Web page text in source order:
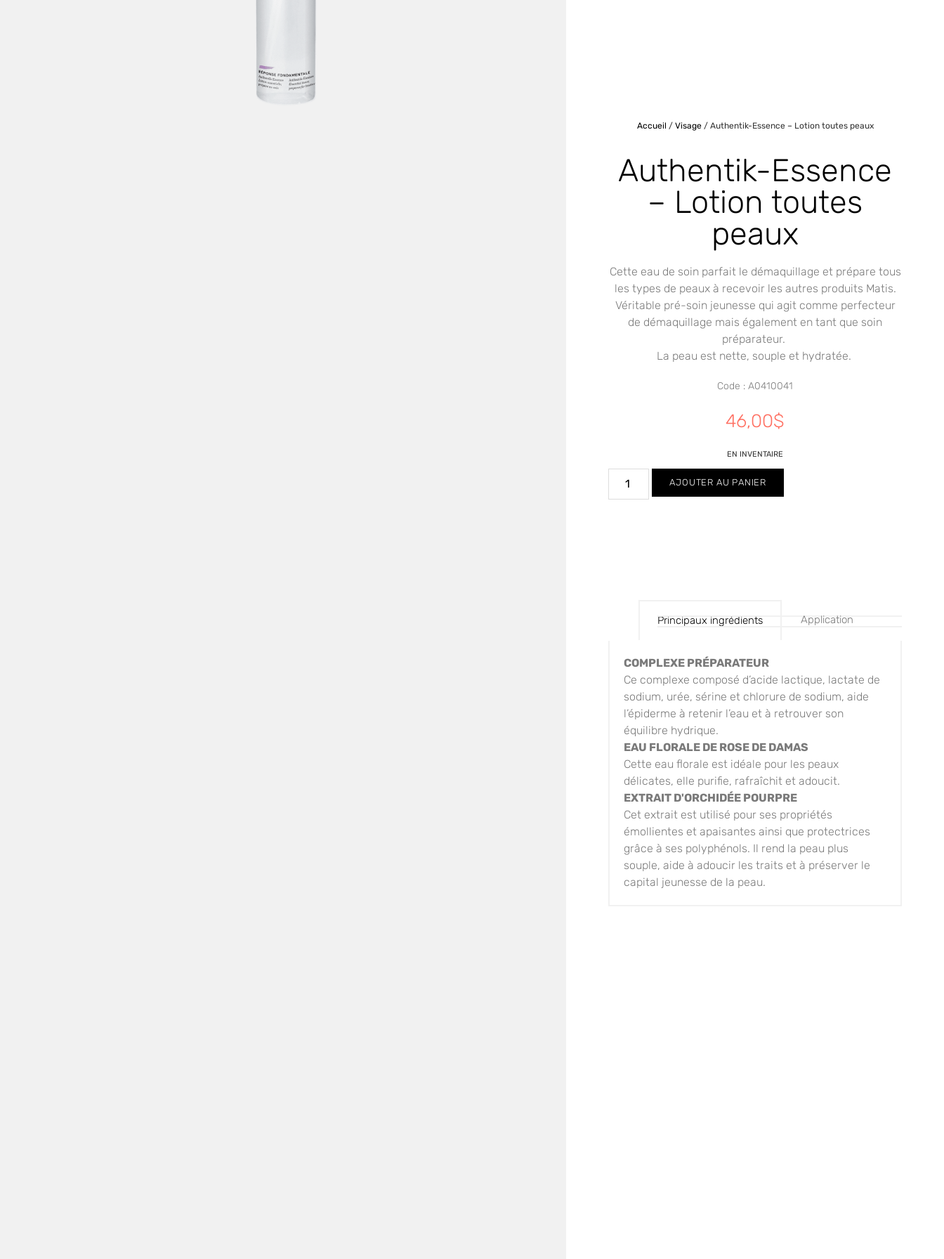
Accueil / Visage/ Authentik-Essence – Lotion toutes peaux
Authentik-Essence
– Lotion toutes
peaux
Cette eau de soin parfait le démaquillage et prépare tous
les types de peaux à recevoir les autres produits Matis.
Véritable pré-soin jeunesse qui agit comme perfecteur
de démaquillage mais également en tant que soin
préparateur.
La peau est nette, souple et hydratée.
Code : A0410041
46,00$
EN INVENTAIRE
AJOUTER AU PANIER
Principaux ingrédients Application
COMPLEXE PRÉPARATEUR
Ce complexe composé d’acide lactique, lactate de
sodium, urée, sérine et chlorure de sodium, aide
l’épiderme à retenir l’eau et à retrouver son
équilibre hydrique.
EAU FLORALE DE ROSE DE DAMAS
Cette eau florale est idéale pour les peaux
délicates, elle purifie, rafraîchit et adoucit.
EXTRAIT D'ORCHIDÉE POURPRE
Cet extrait est utilisé pour ses propriétés
émollientes et apaisantes ainsi que protectrices
grâce à ses polyphénols. Il rend la peau plus
souple, aide à adoucir les traits et à préserver le
capital jeunesse de la peau.